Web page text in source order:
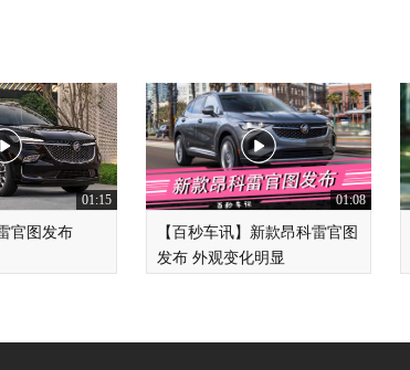
01:15
官图发布
01:08
【百秒车讯】新款昂科雷官图
发布 外观变化明显